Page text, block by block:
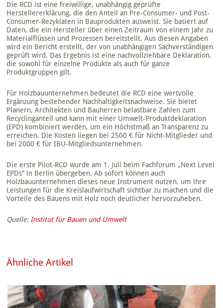
Die RCD ist eine freiwillige, unabhängig geprüfte
Herstellererklärung, die den Anteil an Pre-Consumer- und Post-
Consumer-Rezyklaten in Bauprodukten ausweist. Sie basiert auf
Daten, die ein Hersteller über einen Zeitraum von einem Jahr zu
Materialflüssen und Prozessen bereitstellt. Aus diesen Angaben
wird ein Bericht erstellt, der von unabhängigen Sachverständigen
geprüft wird. Das Ergebnis ist eine nachvollziehbare Deklaration,
die sowohl für einzelne Produkte als auch für ganze
Produktgruppen gilt.
Für Holzbauunternehmen bedeutet die RCD eine wertvolle
Ergänzung bestehender Nachhaltigkeitsnachweise. Sie bietet
Planern, Architekten und Bauherren belastbare Zahlen zum
Recyclinganteil und kann mit einer Umwelt-Produktdeklaration
(EPD) kombiniert werden, um ein Höchstmaß an Transparenz zu
erreichen. Die Kosten liegen bei 2500 € für Nicht-Mitglieder und
bei 2000 € für IBU-Mitgliedsunternehmen.
Die erste Pilot-RCD wurde am 1. Juli beim Fachforum „Next Level
EPDs“ in Berlin übergeben. Ab sofort können auch
Holzbauunternehmen dieses neue Instrument nutzen, um ihre
Leistungen für die Kreislaufwirtschaft sichtbar zu machen und die
Vorteile des Bauens mit Holz noch deutlicher hervorzuheben.
Quelle: Institut für Bauen und Umwelt
Ähnliche Artikel